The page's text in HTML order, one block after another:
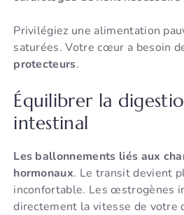
Privilégiez une alimentation
saturées. Votre cœur a besoin
protecteurs.
Équilibrer la
intestinal
Les ballonnements liés aux
hormonaux. Le transit devient
inconfortable. Les œstrogènes
directement la vitesse de votre